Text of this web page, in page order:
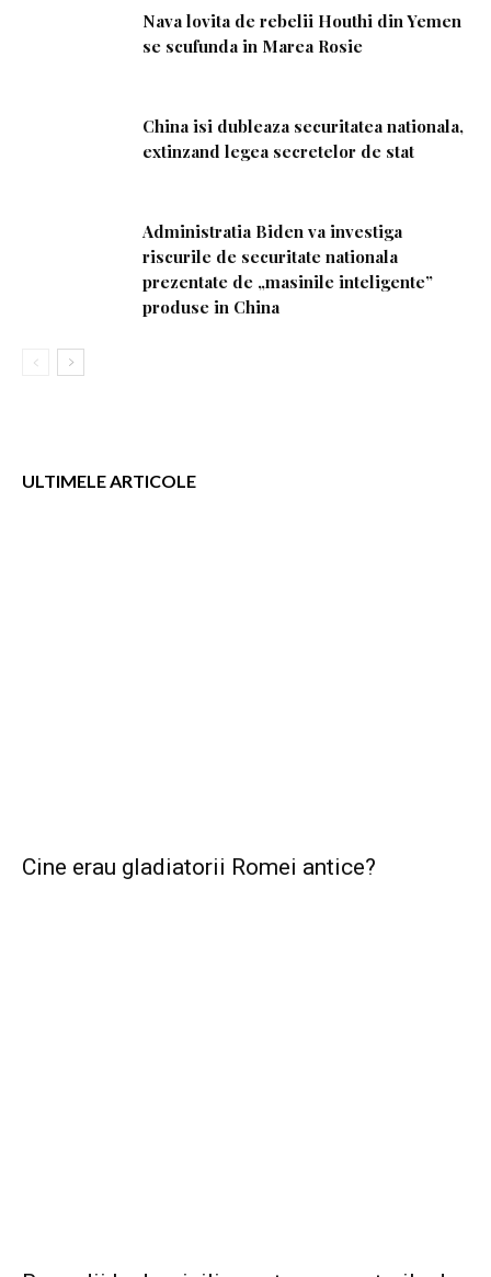
Nava lovita de rebelii Houthi din Yemen
se scufunda in Marea Rosie
China isi dubleaza securitatea nationala,
extinzand legea secretelor de stat
Administratia Biden va investiga
riscurile de securitate nationala
prezentate de „masinile inteligente”
produse in China
ULTIMELE ARTICOLE
Cine erau gladiatorii Romei antice?